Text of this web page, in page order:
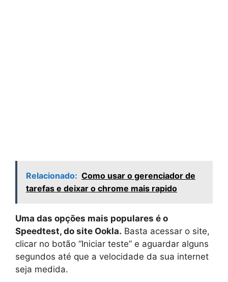
Relacionado: Como usar o gerenciador de
tarefas e deixar o chrome mais rapido
Uma das opções mais populares é o
Speedtest, do site Ookla. Basta acessar o site,
clicar no botão “Iniciar teste” e aguardar alguns
segundos até que a velocidade da sua internet
seja medida.